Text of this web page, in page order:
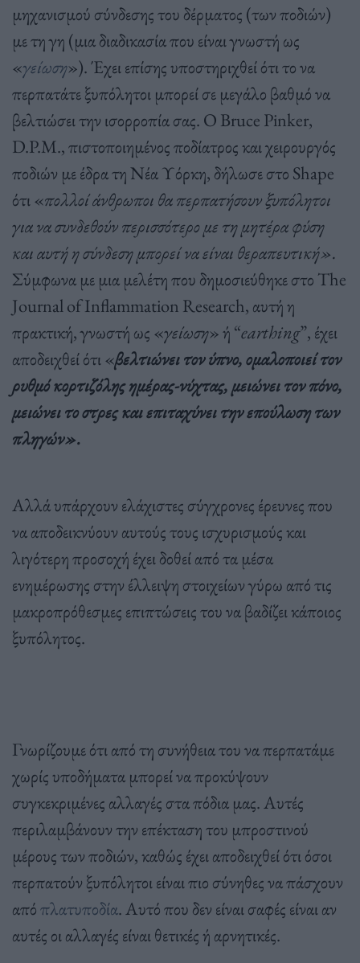
μηχανισμού σύνδεσης του δέρματος (των ποδιών)
με τη γη (μια διαδικασία που είναι γνωστή ως
«γείωση»). Έχει επίσης υποστηριχθεί ότι το να
περπατάτε ξυπόλητοι μπορεί σε μεγάλο βαθμό να
βελτιώσει την ισορροπία σας. Ο Bruce Pinker,
D.P.M., πιστοποιημένος ποδίατρος και χειρουργός
ποδιών με έδρα τη Νέα Υόρκη, δήλωσε στο Shape
ότι «πολλοί άνθρωποι θα περπατήσουν ξυπόλητοι
για να συνδεθούν περισσότερο με τη μητέρα φύση
και αυτή η σύνδεση μπορεί να είναι θεραπευτική».
Σύμφωνα με μια μελέτη που δημοσιεύθηκε στο The
Journal of Inflammation Research, αυτή η
πρακτική, γνωστή ως «γείωση» ή “earthing”, έχει
αποδειχθεί ότι «βελτιώνει τον ύπνο, ομαλοποιεί τον
ρυθμό κορτιζόλης ημέρας-νύχτας, μειώνει τον πόνο,
μειώνει το στρες και επιταχύνει την επούλωση των
πληγών».
Αλλά υπάρχουν ελάχιστες σύγχρονες έρευνες που
να αποδεικνύουν αυτούς τους ισχυρισμούς και
λιγότερη προσοχή έχει δοθεί από τα μέσα
ενημέρωσης στην έλλειψη στοιχείων γύρω από τις
μακροπρόθεσμες επιπτώσεις του να βαδίζει κάποιος
ξυπόλητος.
Γνωρίζουμε ότι από τη συνήθεια του να περπατάμε
χωρίς υποδήματα μπορεί να προκύψουν
συγκεκριμένες αλλαγές στα πόδια μας. Αυτές
περιλαμβάνουν την επέκταση του μπροστινού
μέρους των ποδιών, καθώς έχει αποδειχθεί ότι όσοι
περπατούν ξυπόλητοι είναι πιο σύνηθες να πάσχουν
απόπλατυποδία. Αυτό που δεν είναι σαφές είναι αν
αυτές οι αλλαγές είναι θετικές ή αρνητικές.